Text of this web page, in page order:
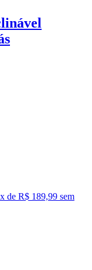
x de R$ 189,99 sem